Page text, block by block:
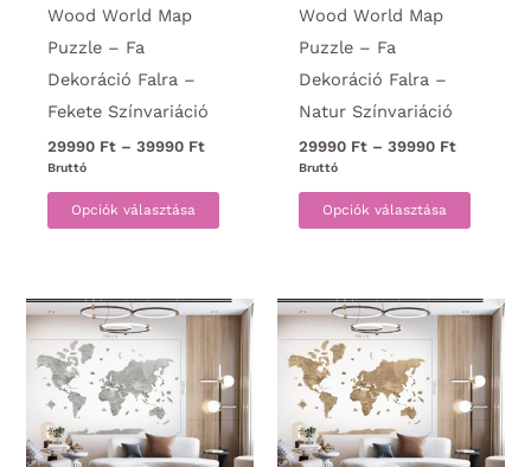
Wood World Map
Puzzle – Fa
Dekoráció Falra –
Fekete Színvariáció
29990 Ft – 39990 FtÁrtartomány:
Bruttó
Opciók választása
Ennek
a
több
variációja
van.
A
változatok
a
Wood World Map
Puzzle – Fa
Dekoráció Falra –
Natur Színvariáció
29990 Ft – 39990 Ft
Bruttó
Opciók választása
Ennek
a
több
van.
A
a